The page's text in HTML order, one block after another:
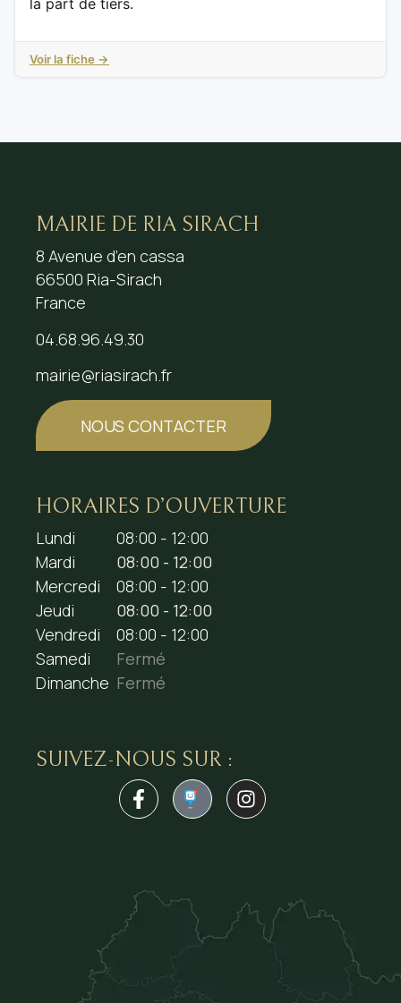
Voir la fiche →
MAIRIE DE RIA SIRACH
8 Avenue d’en cassa
66500 Ria-Sirach
France
04.68.96.49.30
mairie@riasirach.fr
NOUS CONTACTER
HORAIRES D’OUVERTURE
Lundi
08:00 - 12:00
Mardi
08:00 - 12:00
Mercredi
08:00 - 12:00
Jeudi
08:00 - 12:00
Vendredi
08:00 - 12:00
Samedi
Fermé
Dimanche Fermé
SUIVEZ-NOUS SUR :
1